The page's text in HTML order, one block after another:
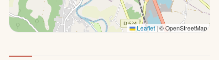
Leaflet | © OpenStreetMap